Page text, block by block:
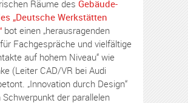
Räume des Gebäude-
„Deutsche Werkstätten
bot einen „herausragenden
Fachgespräche und vielfältige
auf hohem Niveau“ wie
(Leiter CAD/VR bei Audi
„Innovation durch Design“
der parallelen